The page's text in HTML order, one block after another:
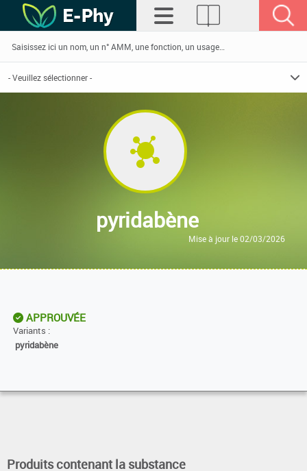
pyridabène
Mise à jour le 02/03/2026
APPROUVÉE
Variants :
pyridabène
Produits contenant la substance